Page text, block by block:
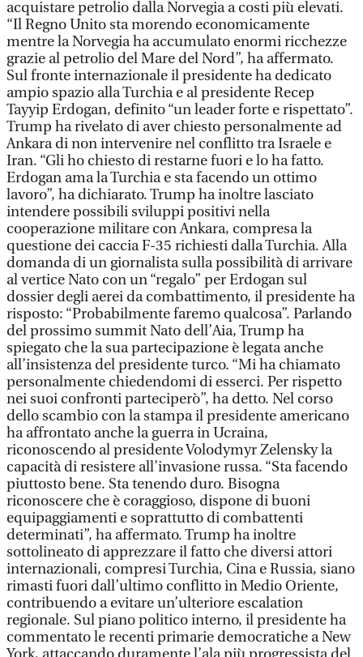
acquistare petrolio dalla Norvegia a costi più elevati.
“Il Regno Unito sta morendo economicamente
mentre la Norvegia ha accumulato enormi ricchezze
grazie al petrolio del Mare del Nord”, ha affermato.
Sul fronte internazionale il presidente ha dedicato
ampio spazio alla Turchia e al presidente Recep
Tayyip Erdogan, definito “un leader forte e rispettato”.
Trump ha rivelato di aver chiesto personalmente ad
Ankara di non intervenire nel conflitto tra Israele e
Iran. “Gli ho chiesto di restarne fuori e lo ha fatto.
Erdogan ama la Turchia e sta facendo un ottimo
lavoro”, ha dichiarato. Trump ha inoltre lasciato
intendere possibili sviluppi positivi nella
cooperazione militare con Ankara, compresa la
questione dei caccia F-35 richiesti dalla Turchia. Alla
domanda di un giornalista sulla possibilità di arrivare
al vertice Nato con un “regalo” per Erdogan sul
dossier degli aerei da combattimento, il presidente ha
risposto: “Probabilmente faremo qualcosa”. Parlando
del prossimo summit Nato dell’Aia, Trump ha
spiegato che la sua partecipazione è legata anche
all’insistenza del presidente turco. “Mi ha chiamato
personalmente chiedendomi di esserci. Per rispetto
nei suoi confronti parteciperò”, ha detto. Nel corso
dello scambio con la stampa il presidente americano
ha affrontato anche la guerra in Ucraina,
riconoscendo al presidente Volodymyr Zelensky la
capacità di resistere all’invasione russa. “Sta facendo
piuttosto bene. Sta tenendo duro. Bisogna
riconoscere che è coraggioso, dispone di buoni
equipaggiamenti e soprattutto di combattenti
determinati”, ha affermato. Trump ha inoltre
sottolineato di apprezzare il fatto che diversi attori
internazionali, compresi Turchia, Cina e Russia, siano
rimasti fuori dall’ultimo conflitto in Medio Oriente,
contribuendo a evitare un’ulteriore escalation
regionale. Sul piano politico interno, il presidente ha
commentato le recenti primarie democratiche a New